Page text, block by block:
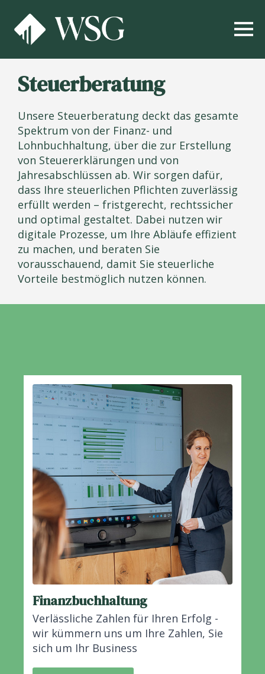
Steuerberatung
Unsere Steuerberatung deckt das gesamte
Spektrum von der Finanz- und
Lohnbuchhaltung, über die zur Erstellung
von Steuererklärungen und von
Jahresabschlüssen ab. Wir sorgen dafür,
dass Ihre steuerlichen Pflichten zuverlässig
erfüllt werden – fristgerecht, rechtssicher
und optimal gestaltet. Dabei nutzen wir
digitale Prozesse, um Ihre Abläufe effizient
zu machen, und beraten Sie
vorausschauend, damit Sie steuerliche
Vorteile bestmöglich nutzen können.
Finanzbuchhaltung
Verlässliche Zahlen für Ihren Erfolg -
wir kümmern uns um Ihre Zahlen, Sie
sich um Ihr Business